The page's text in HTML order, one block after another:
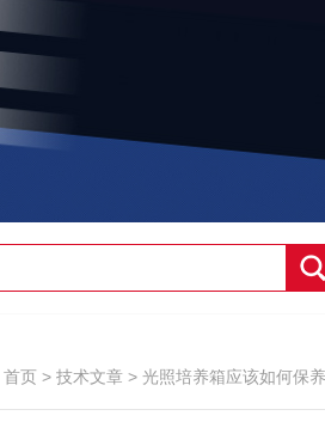
首页 > 技术文章 > 光照培养箱应该如何保养